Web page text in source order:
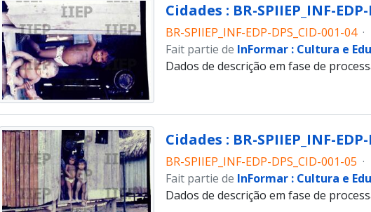
Cidades : BR-SPIIEP_INF-
BR-SPIIEP_INF-EDP-DPS_CID-001-04 ·
Fait partie de InFormar : Cultura e
Dados de descrição em fase de
Cidades : BR-SPIIEP_INF-
BR-SPIIEP_INF-EDP-DPS_CID-001-05 ·
Fait partie de InFormar : Cultura e
Dados de descrição em fase de